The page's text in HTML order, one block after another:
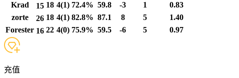
Krad
15 18 4(1) 72.4% 59.8 -3 1
0.83
zorte
26 18 4(1) 82.8% 87.1 8 5
1.40
Forester 16 22 4(0) 75.9% 59.5 -6 5 0.97
充值